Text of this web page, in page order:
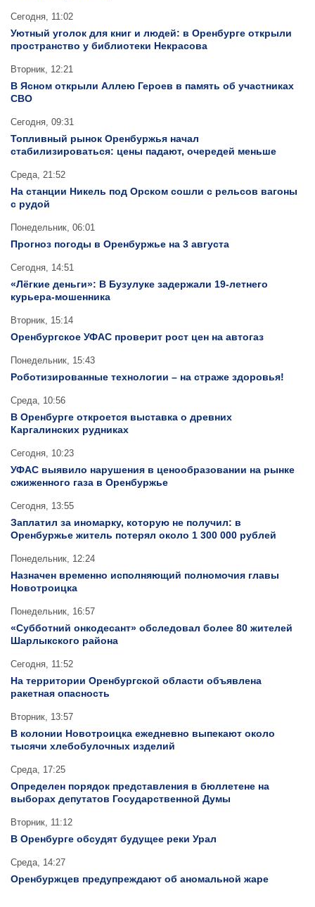
Сегодня, 11:02
Уютный уголок для книг и людей: в Оренбурге открыли
пространство у библиотеки Некрасова
Вторник, 12:21
В Ясном открыли Аллею Героев в память об участниках
СВО
Сегодня, 09:31
Топливный рынок Оренбуржья начал
стабилизироваться: цены падают, очередей меньше
Среда, 21:52
На станции Никель под Орском сошли с рельсов вагоны
с рудой
Понедельник, 06:01
Прогноз погоды в Оренбуржье на 3 августа
Сегодня, 14:51
«Лёгкие деньги»: В Бузулуке задержали 19-летнего
курьера-мошенника
Вторник, 15:14
Оренбургское УФАС проверит рост цен на автогаз
Понедельник, 15:43
Роботизированные технологии – на страже здоровья!
Среда, 10:56
В Оренбурге откроется выставка о древних
Каргалинских рудниках
Сегодня, 10:23
УФАС выявило нарушения в ценообразовании на рынке
сжиженного газа в Оренбуржье
Сегодня, 13:55
Заплатил за иномарку, которую не получил: в
Оренбуржье житель потерял около 1 300 000 рублей
Понедельник, 12:24
Назначен временно исполняющий полномочия главы
Новотроицка
Понедельник, 16:57
«Субботний онкодесант» обследовал более 80 жителей
Шарлыкского района
Сегодня, 11:52
На территории Оренбургской области объявлена
ракетная опасность
Вторник, 13:57
В колонии Новотроицка ежедневно выпекают около
тысячи хлебобулочных изделий
Среда, 17:25
Определен порядок представления в бюллетене на
выборах депутатов Государственной Думы
Вторник, 11:12
В Оренбурге обсудят будущее реки Урал
Среда, 14:27
Оренбуржцев предупреждают об аномальной жаре